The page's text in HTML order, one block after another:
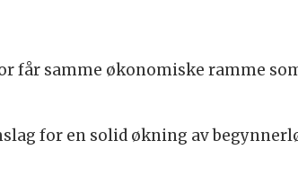
får samme økonomiske ramme
for en solid økning av